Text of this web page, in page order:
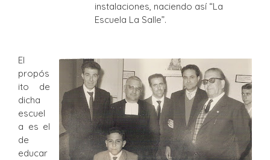
instalaciones, naciendo así “La
Escuela La Salle”.
El
propós
ito de
dicha
escuel
a es el
de
educar